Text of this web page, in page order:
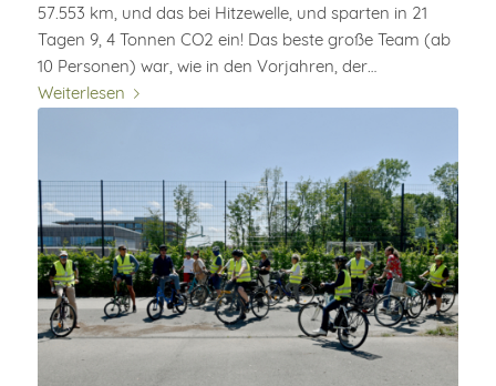
57.553 km, und das bei Hitzewelle, und sparten in 21
Tagen 9, 4 Tonnen CO2 ein! Das beste große Team (ab
10 Personen) war, wie in den Vorjahren, der…
Weiterlesen